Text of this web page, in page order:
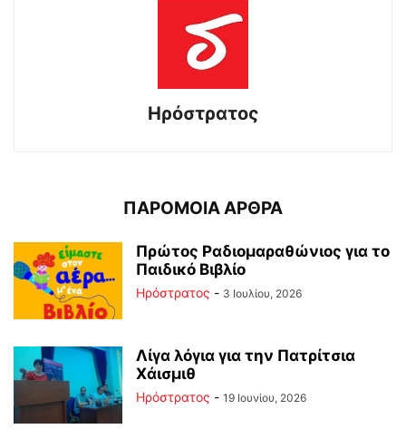
Ηρόστρατος
ΠΑΡΟΜΟΙΑ ΑΡΘΡΑ
Πρώτος Ραδιομαραθώνιος για το
Παιδικό Βιβλίο
Ηρόστρατος - 3 Ιουλίου, 2026
Λίγα λόγια για την Πατρίτσια
Χάισμιθ
Ηρόστρατος - 19 Ιουνίου, 2026